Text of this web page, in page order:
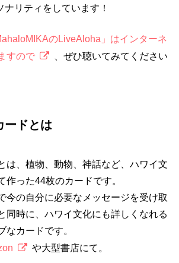
ナリティをしています！
のLiveAloha」はインターネ
すので
、ぜひ聴いてみてください
ードとは
は、植物、動物、神話など、ハワイ文
作った44枚のカードです。
今の自分に必要なメッセージを受け取
同時に、ハワイ文化にも詳しくなれる
なカードです。
や大型書店にて。